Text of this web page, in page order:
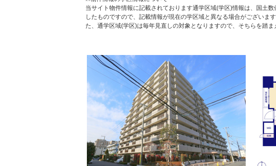
当サイト物件情報に記載されております通学区域(学区)情報は、国土
したものですので、記載情報が現在の学区域と異なる場合がございま
た、通学区域(学区)は毎年見直しの対象となりますので、そちらを踏ま